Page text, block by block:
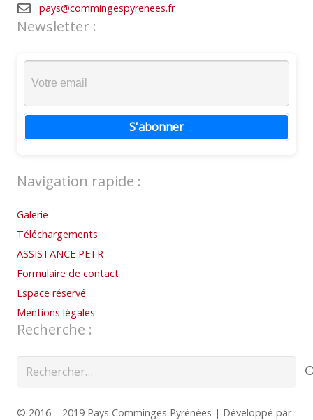
pays@commingespyrenees.fr
Newsletter :
S'abonner
Navigation rapide :
Galerie
Téléchargements
ASSISTANCE PETR
Formulaire de contact
Espace réservé
Mentions légales
Recherche :
© 2016 – 2019 Pays Comminges Pyrénées | Développé par